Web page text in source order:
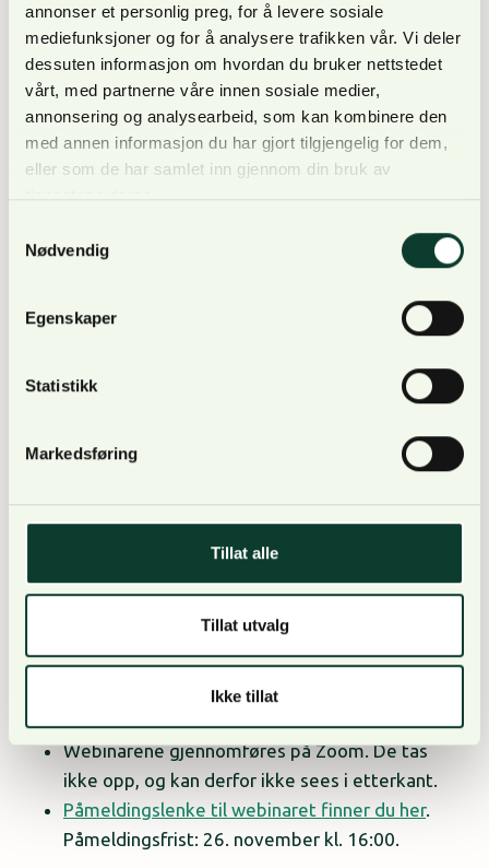
annonser et personlig preg, for å levere sosiale
mediefunksjoner og for å analysere trafikken vår. Vi deler
dessuten informasjon om hvordan du bruker nettstedet
vårt, med partnerne våre innen sosiale medier,
annonsering og analysearbeid, som kan kombinere den
med annen informasjon du har gjort tilgjengelig for dem,
eller som de har samlet inn gjennom din bruk av
Nødvendig
Egenskaper
Statistikk
Markedsføring
Tillat alle
Tillat utvalg
Ikke tillat
Aktuelle saker
I den kommende utgaven av NORSKOG-halvtimen
vil fokus være på meldeplikt, og konsekvenser av
dette.
Philipson gi dere en oppdatering på hva som skjer i
gå gjennom statsbudsjettet, samt de ulike
forhandlingsutspillene knyttet til statsbudsjettet, nå
som de andre rødgrønne partiene har presentert
sine alternative budsjettforslag, sier Rørå.
Vi ser frem til å ønske hele skognæringen
NORSKOG-halvtimen!
Praktisk info:
NORSKOG-halvtimen gjennomføres siste
onsdagen hver måned, kl. 18:00.
Webinaret gjennomføresonsdag 26. november
kl. 18:00.
Webinarene gjennomføres på Zoom. De tas
ikke opp, og kan derfor ikke sees i etterkant.
Påmeldingslenke til webinaret finner du her.
Påmeldingsfrist: 26. november kl. 16:00.